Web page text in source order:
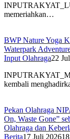
memeriahkan…
BWP Nature Yoga
Waterpark
Input Olahraga22
kembali
Pekan Olahraga
On, Waste Gone”
Olahraga dan
Berita17 Juli 2026